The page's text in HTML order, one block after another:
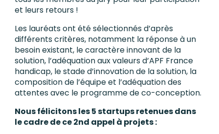
et leurs retours !
Les lauréats ont été sélectionnés d’après
différents critères, notamment la réponse à un
besoin existant, le caractère innovant de la
solution, l’adéquation aux valeurs d’APF France
handicap, le stade d’innovation de la solution, la
composition de l’équipe et l’adéquation des
attentes avec le programme de co-conception.
Nous félicitons les 5 startups retenues dans
le cadre de ce 2nd appel à projets :